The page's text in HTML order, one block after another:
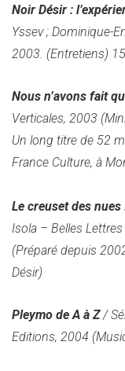
Noir Désir :
Yssev ; Dominique-
2003. (Entretiens)
Nous n’avons fait
Verticales, 2003
Un long titre de 52
France Culture, à
Le creuset des
Isola – Belles
(Préparé depuis
Désir)
Pleymo de A à Z/
Editions, 2004